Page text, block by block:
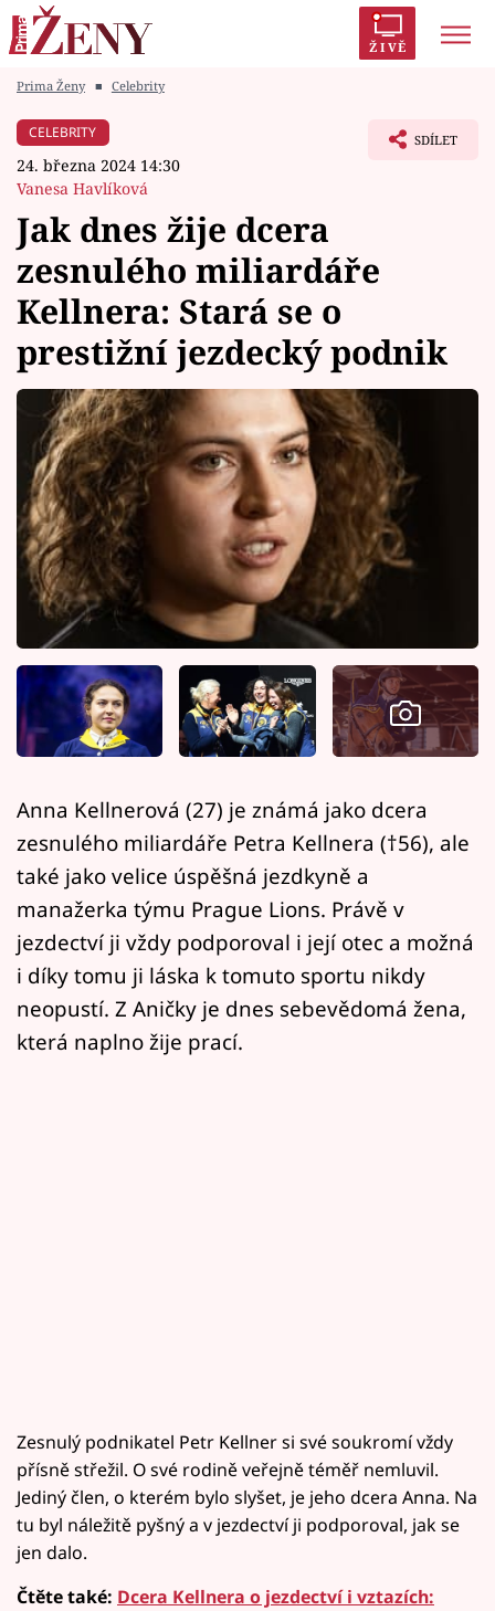
ŽIVĚ
Módní alarm
Témata
Celebrity
Vztahy
Seriály
Horoskopy
Sledujte prima+
Filmový festival Karlovy Vary
Pořady
Mámy sobě
Sledujte nás
Prima Ženy ■ Celebrity
CELEBRITY
24. března 2024 14:30
Vanesa Havlíková
SDÍLET
Jak dnes žije dcera
zesnulého miliardáře
Kellnera: Stará se o
prestižní jezdecký podnik
Anna Kellnerová (27) je známá jako dcera
zesnulého miliardáře Petra Kellnera (†56), ale
také jako velice úspěšná jezdkyně a
manažerka týmu Prague Lions. Právě v
jezdectví ji vždy podporoval i její otec a možná
i díky tomu ji láska k tomuto sportu nikdy
neopustí. Z Aničky je dnes sebevědomá žena,
která naplno žije prací.
Zesnulý podnikatel Petr Kellner si své soukromí vždy
přísně střežil. O své rodině veřejně téměř nemluvil.
Jediný člen, o kterém bylo slyšet, je jeho dcera Anna. Na
tu byl náležitě pyšný a v jezdectví ji podporoval, jak se
jen dalo.
Čtěte také: Dcera Kellnera o jezdectví i vztazích: